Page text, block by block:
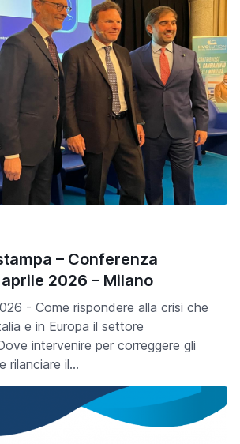
– Conferenza
2026 – Milano
- Come rispondere alla crisi che
e in Europa il settore
intervenire per correggere gli
rilanciare il…